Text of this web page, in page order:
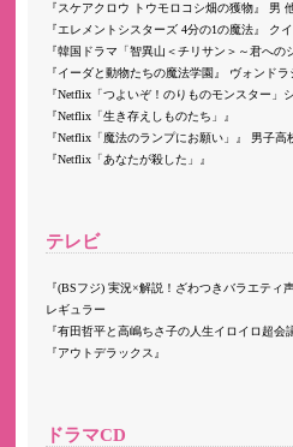
スケアクロウ トウモロコシ畑の獲物
男
エレメントシスターズ 4分の1の魔法
ク
韓国ドラマ「智異山＜チリサン＞～君への
イーダと動物たちの魔法学園
ヴォンドラ
Netflix「つよいぞ！のりものモンスター」
Netflix「生き存えしものたち」
Netflix「魔法のランプにお願い」
男子高
Netflix「あなたが殺した」
テレビ
(BSフジ) 実況×解説！ざわつきバラエティ
レギュラー
有田哲平と高嶋ちさ子の人生イロイロ超会
アウトデラックス
ドラマCD